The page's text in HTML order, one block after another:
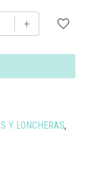
+
Y LONCHERAS,